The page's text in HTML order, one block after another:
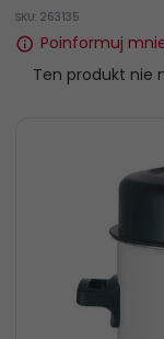
SKU: 263135
Poinformuj
Ten produkt nie